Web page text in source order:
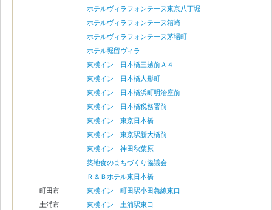
ホテルヴィラフォンテーヌ東京八丁堀
ホテルヴィラフォンテーヌ箱崎
ホテルヴィラフォンテーヌ茅場町
ホテル堀留ヴィラ
東横イン 日本橋三越前Ａ４
東横イン 日本橋人形町
東横イン 日本橋浜町明治座前
東横イン 日本橋税務署前
東横イン 東京日本橋
東横イン 東京駅新大橋前
東横イン 神田秋葉原
築地食のまちづくり協議会
Ｒ＆Ｂホテル東日本橋
町田市
東横イン 町田駅小田急線東口
土浦市
東横イン 土浦駅東口